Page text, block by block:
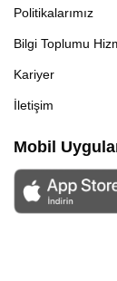
Politikalarımız
Bilgi Toplumu
Kariyer
İletişim
Mobil